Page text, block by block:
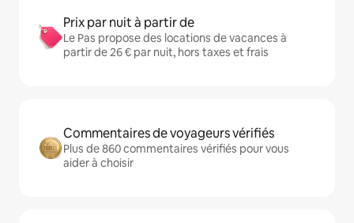
Prix par nuit à partir de
Le Pas propose des locations de vacances à
partir de 26 € par nuit, hors taxes et frais
Commentaires de voyageurs vérifiés
Plus de 860 commentaires vérifiés pour vous
aider à choisir